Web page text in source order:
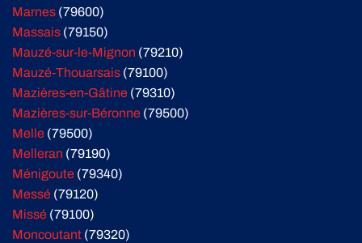
Marnes (79600)
Massais (79150)
Mauzé-sur-le-Mignon (79210)
Mauzé-Thouarsais (79100)
Mazières-en-Gâtine (79310)
Mazières-sur-Béronne (79500)
Melle (79500)
Melleran (79190)
Ménigoute (79340)
Messé (79120)
Missé (79100)
Moncoutant (79320)